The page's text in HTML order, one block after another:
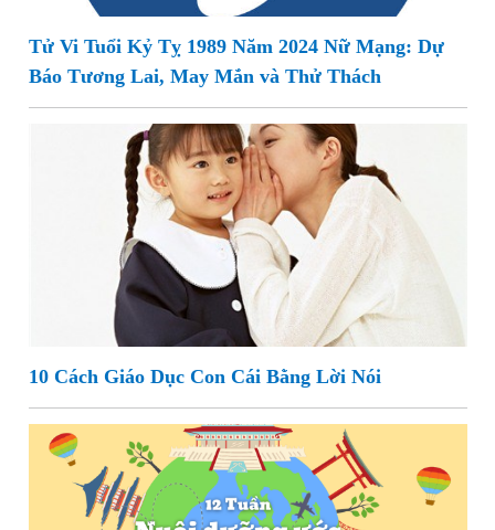
Tử Vi Tuổi Kỷ Tỵ 1989 Năm 2024 Nữ Mạng: Dự
Báo Tương Lai, May Mắn và Thử Thách
10 Cách Giáo Dục Con Cái Bằng Lời Nói